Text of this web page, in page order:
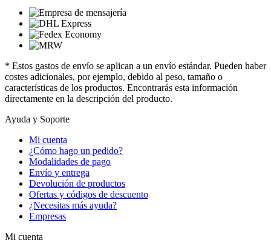
* Estos gastos de envío se aplican a un envío estándar. Pueden haber
costes adicionales, por ejemplo, debido al peso, tamaño o
características de los productos. Encontrarás esta información
directamente en la descripción del producto.
Ayuda y Soporte
Mi cuenta
¿Cómo hago un pedido?
Modalidades de pago
Envío y entrega
Devolución de productos
Ofertas y códigos de descuento
¿Necesitas más ayuda?
Empresas
Mi cuenta